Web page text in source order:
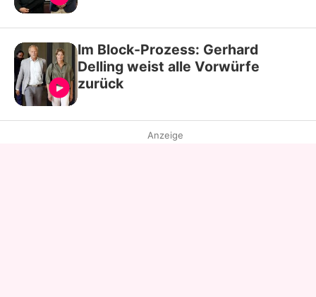
Im Block-Prozess: Gerhard
Delling weist alle Vorwürfe
zurück
Anzeige